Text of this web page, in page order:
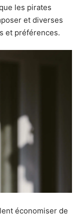
les pirates
et diverses
et préférences.
économiser de